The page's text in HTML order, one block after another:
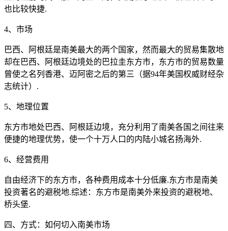
也比较快捷.
4、市场
巴西、阿根廷是南美最大的两个国家，然而最大的贸易集散地
却在巴西、阿根廷边境处的巴拉圭东方市，东方市的贸易数量
曾使之名列香港、迈阿密之后的第三（据94年美国权威财经杂
志统计）.
5、地理位置
东方市地处巴西、阿根廷边境，充分利用了南美各国之间往来
便捷的地理优势，使一个十万人口的内陆小城名扬海外.
6、经营费用
自由经济下的东方市，各种费用成本十分低廉.东方市是南美
投资著名的避税地.综述：东方市是南美外来投资的避税地、
桥头堡.
四、方式：如何切入南美市场